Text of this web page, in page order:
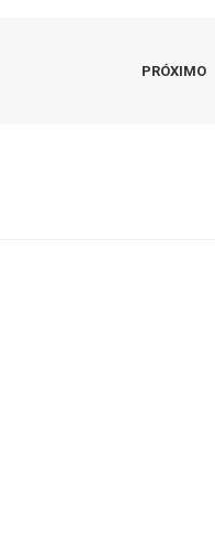
PRÓXIMO